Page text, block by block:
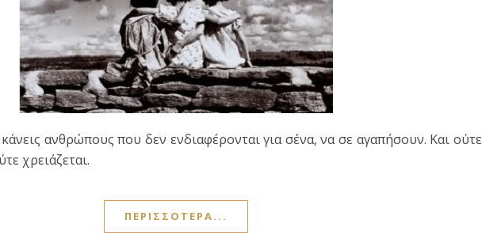
ανθρώπους που δεν ενδιαφέρονται για σένα, να σε αγαπήσουν. Και ούτε
χρειάζεται.
ΠΕΡΙΣΣΌΤΕΡΑ...